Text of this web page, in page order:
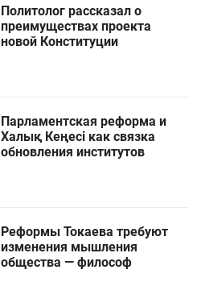
Политолог рассказал о
преимуществах проекта
новой Конституции
Парламентская реформа и
Халық Кеңесі как связка
обновления институтов
Реформы Токаева требуют
изменения мышления
общества — философ